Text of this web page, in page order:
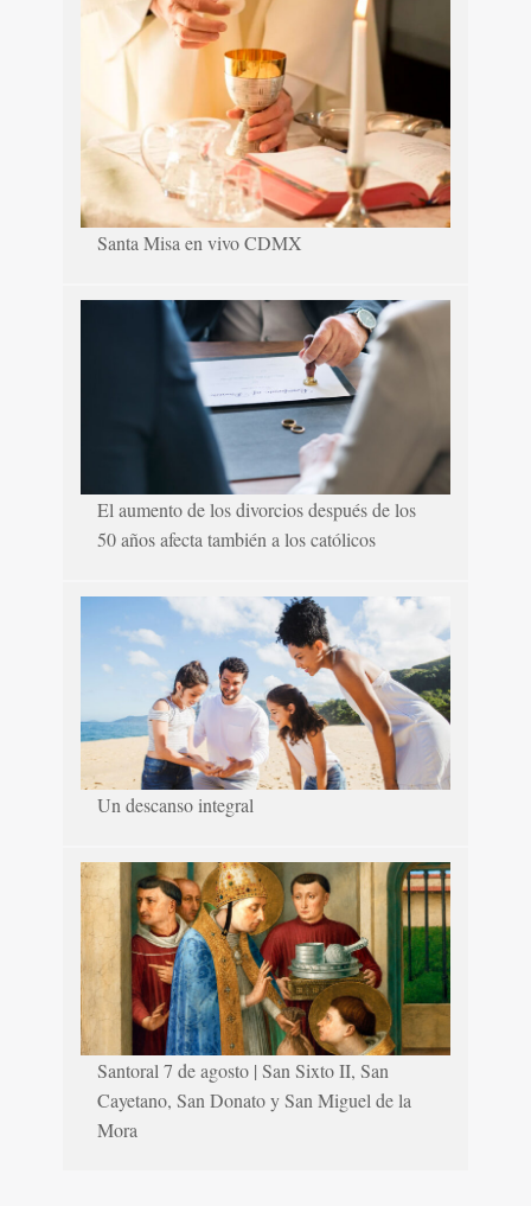
Santa Misa en vivo CDMX
El aumento de los divorcios después de los
50 años afecta también a los católicos
Un descanso integral
Santoral 7 de agosto | San Sixto II, San
Cayetano, San Donato y San Miguel de la
Mora